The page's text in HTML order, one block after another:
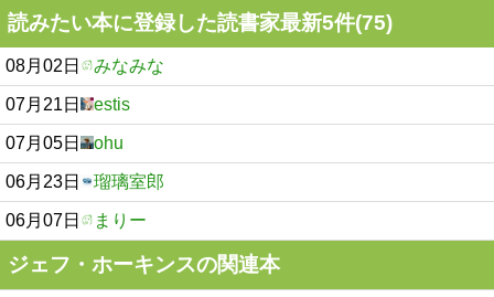
読みたい本に登録した読書家最新5件(75)
08月02日 みなみな
07月21日 estis
07月05日 ohu
06月23日 瑠璃室郎
06月07日 まりー
ジェフ・ホーキンスの関連本